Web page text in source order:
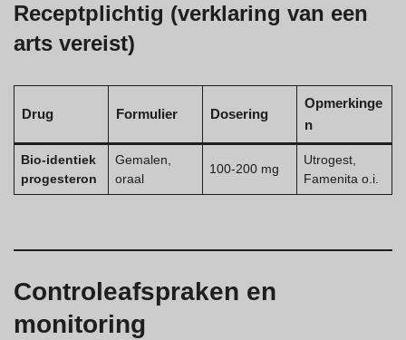
Receptplichtig (verklaring van een
arts vereist)
Drug Formulier Dosering
Opmerkinge
n
Bio-identiek
progesteron
Gemalen,
oraal
100-200 mg
Utrogest,
Famenita o.i.
Controleafspraken en
monitoring